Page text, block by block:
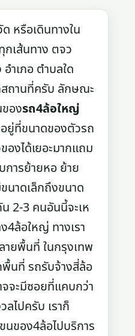
หรือเดินทางใน
กเส้นทาง ตจว
ำเภอ ตำบลใด
สถานที่ครับ ลักษณะ
องรถ4ล้อใหญ่
ยู่ที่ขนาดของตัวรถ
องได้เยอะมากแถม
การย้ายหอ ย้าย
นาดเล็กถึงขนาด
2-3 คนอันนี้จะเห
4ล้อใหญ่ ทางเรา
ายพื้นที่ ในกรุงเทพ
พื้นที่ รถรับจ้างสี่ล้อ
จจะมีซอยที่แคบกว่า
ไปครับ เราก็
นของ4ล้อไปบริการ